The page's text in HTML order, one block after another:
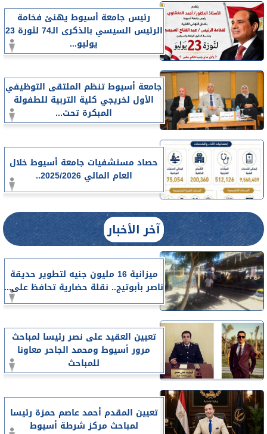
رئيس جامعة أسيوط يهنئ فخامة
الرئيس السيسي بالذكرى الـ74 لثورة 23
يوليو...
جامعة أسيوط تنظم الملتقى التوظيفي
الأول لخريجي كلية التربية للطفولة
المبكرة تحت...
حصاد مستشفيات جامعة أسيوط خلال
العام المالي 2025/2026..
آخر الأخبار
ميزانية 16 مليون جنيه لتطوير حديقة
ناصر بأبوتيج.. نقلة حضارية تحافظ على...
تعيين العقيد على نصر رئيسا لمباحث
مرور أسيوط ومحمد الجاحر معاونا
للمباحث
تعيين المقدم أحمد عاصم حمزة رئيسا
لمباحث مركز شرطة أسيوط